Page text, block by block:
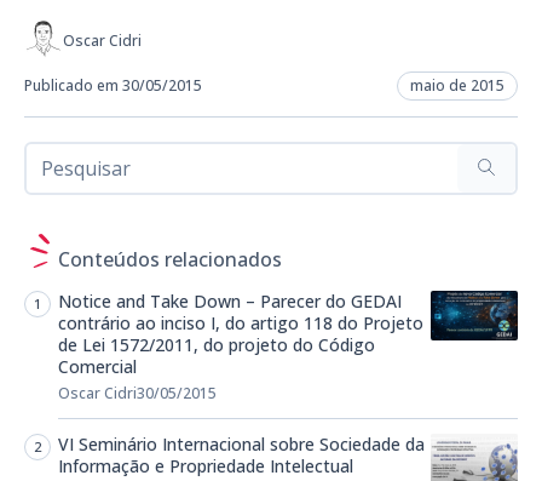
Oscar Cidri
Publicado em 30/05/2015 maio de 2015
Conteúdos relacionados
Notice and Take Down – Parecer do GEDAI
contrário ao inciso I, do artigo 118 do Projeto
de Lei 1572/2011, do projeto do Código
Comercial
Oscar Cidri30/05/2015
VI Seminário Internacional sobre Sociedade da
Informação e Propriedade Intelectual